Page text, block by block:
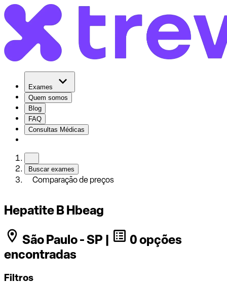
Exames
Quem somos
Blog
FAQ
Consultas Médicas
Buscar exames
Comparação de preços
Hepatite B Hbeag
São Paulo - SP |
0 opções
encontradas
Filtros